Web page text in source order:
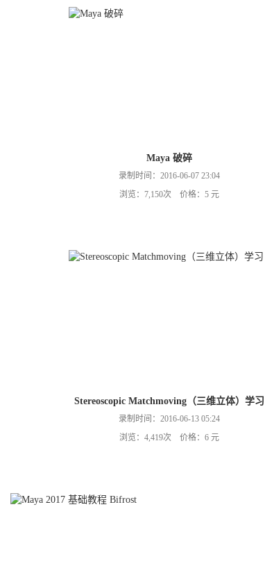
Maya 破碎
录制时间：2016-06-07 23:04
浏览：7,150次 价格：5 元
Stereoscopic Matchmoving（三维立体）学习
录制时间：2016-06-13 05:24
浏览：4,419次 价格：6 元